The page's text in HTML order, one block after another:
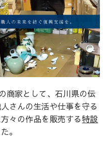
商家として、石川県の伝
さんの生活や仕事を守る
々の作品を販売する特設
。